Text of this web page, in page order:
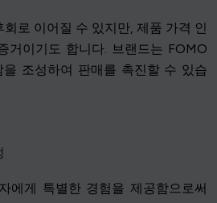
로 이어질 수 있지만, 제품 가격 인
거이기도 합니다. 브랜드는 FOMO
조성하여 판매를 촉진할 수 있습
에게 특별한 경험을 제공함으로써